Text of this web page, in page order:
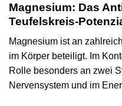
Magnesium: Das
Teufelskreis-
Magnesium ist an
im Körper beteiligt. Im
Rolle besonders an zwei
Nervensystem und im